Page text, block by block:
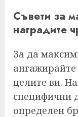
Съвети за
наградите
За да
ангажирайте
целите ви.
специфични
определен